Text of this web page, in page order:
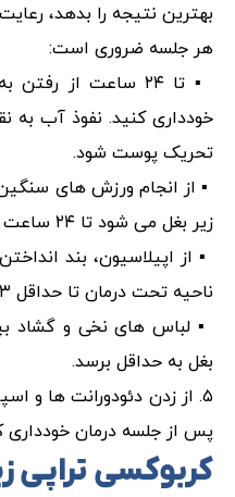
بهترین نتیجه را بدهد،
هر جلسه ضروری است:
▪️ تا ۲۴ ساعت از
خودداری کنید. نفوذ آب به
تحریک پوست شود.
▪️ از انجام ورزش های
زیر بغل می شود تا ۲۴ ساعت پرهیز کنید.
▪️ از اپیلاسیون، بند
ناحیه تحت درمان تا حداقل ۳ روز خودداری کنید.
▪️ لباس های نخی و گشاد
بغل به حداقل برسد.
پس از جلسه درمان خودداری
کربوکسی تراپی